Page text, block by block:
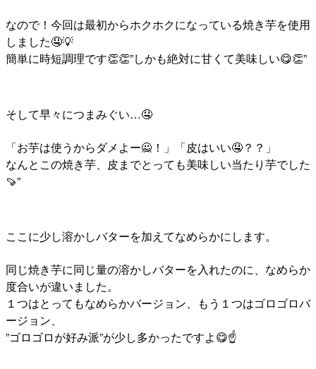
なので！今回は最初からホクホクになっている焼き芋を使用
しました🤤💡
簡単に時短調理です👏👏”しかも絶対に甘くて美味しい😋👏”
そして早々につまみぐい…🤤
「お芋は使うからダメよー🙅！」「皮はいい🤤？？」
なんとこの焼き芋、皮までとっても美味しい当たり芋でした
🍠”
ここに少し溶かしバターを加えてなめらかにします。
同じ焼き芋に同じ量の溶かしバターを入れたのに、なめらか
度合いが違いました。
１つはとってもなめらかバージョン、もう１つはゴロゴロバ
ージョン、
”ゴロゴロが好み派”が少し多かったですよ😋☝